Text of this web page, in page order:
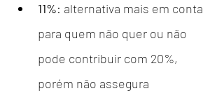
11%: alternativa mais em conta
para quem não quer ou não
pode contribuir com 20%,
porém não assegura